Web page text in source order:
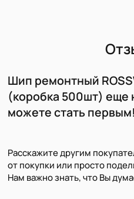
Шип ремонтный
(коробка 500шт) еще
можете стать первым!
Расскажите другим
от покупки или просто
Нам важно знать, что Вы